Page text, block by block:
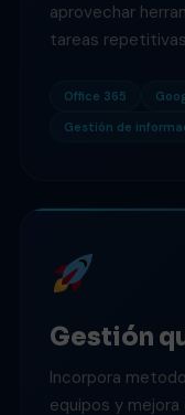
aprovechar
tareas
Office 365
Gestión de
Gestión
Incorpora
equipos y